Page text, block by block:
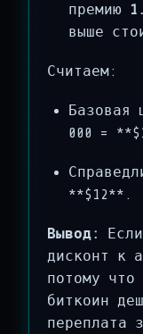
премию
выше
Считаем:
Базовая
000 =
**$12**.
Вывод:
дисконт к
потому что
биткоин
переплата